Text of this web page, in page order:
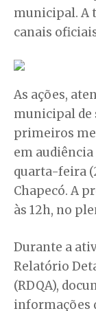
municipal. A
canais
As ações,
municipal de
primeiros
em
quarta-feira
Chapecó. A
às 12h, no
Durante a
Relatório
(RDQA),
informações